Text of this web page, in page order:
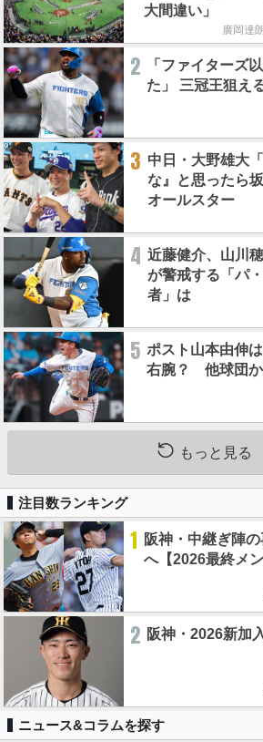
大間違い」
廣岡達
2
「ファイターズ
た」 三冠王狙え
3 中日・大野雄大
な』と思ったら
オールスター
4 近藤健介、山川
が警戒する「パ
者」は
5 ポスト山本由伸
右腕？ 他球団か
もっと見る
注目数ランキング
1 阪神・中継ぎ陣
へ【2026最終メ
2 阪神・2026新加
ニュース&コラムを探す